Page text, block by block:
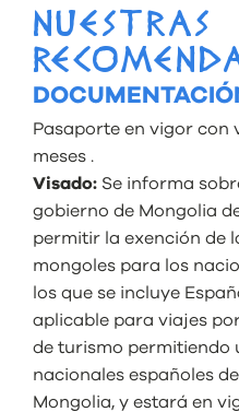
NUESTRAS
Pasaporte en vigor con
meses .
Visado: Se informa
gobierno de Mongolia
permitir la exención de
mongoles para los
los que se incluye
aplicable para viajes
de turismo permitiendo
nacionales españoles
Mongolia, y estará en